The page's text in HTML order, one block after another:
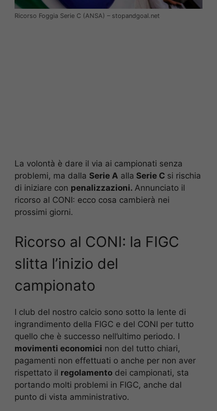
Ricorso Foggia Serie C (ANSA) – stopandgoal.net
La volontà è dare il via ai campionati senza
problemi, ma dalla Serie A alla Serie C si rischia
di iniziare con penalizzazioni. Annunciato il
ricorso al CONI: ecco cosa cambierà nei
prossimi giorni.
Ricorso al CONI: la FIGC
slitta l’inizio del
campionato
I club del nostro calcio sono sotto la lente di
ingrandimento della FIGC e del CONI per tutto
quello che è successo nell’ultimo periodo. I
movimenti economici non del tutto chiari,
pagamenti non effettuati o anche per non aver
rispettato il regolamento dei campionati, sta
portando molti problemi in FIGC, anche dal
punto di vista amministrativo.